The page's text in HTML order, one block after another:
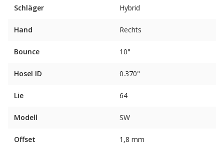
Schläger Hybrid
Hand Rechts
Bounce 10°
Hosel ID 0.370"
Lie 64
Modell SW
Offset 1,8 mm